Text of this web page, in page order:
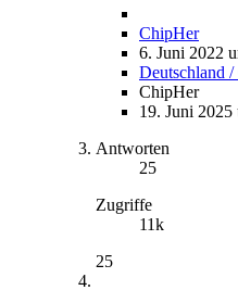
ChipHer
6. Juni 2022
Deutschland
ChipHer
19. Juni 2025
Antworten
25
Zugriffe
11k
25